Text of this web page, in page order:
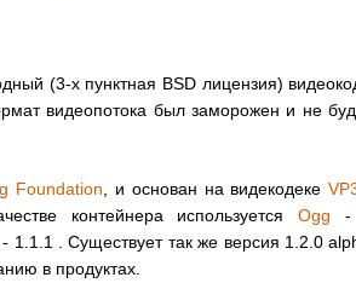
(3-х пунктная BSD лицензия)
видеопотока был заморожен и не
Foundation , и основан на видекодеке
контейнера используетсяOgg -
1.1.1 . Существует так же версия 1.2.0
в продуктах.